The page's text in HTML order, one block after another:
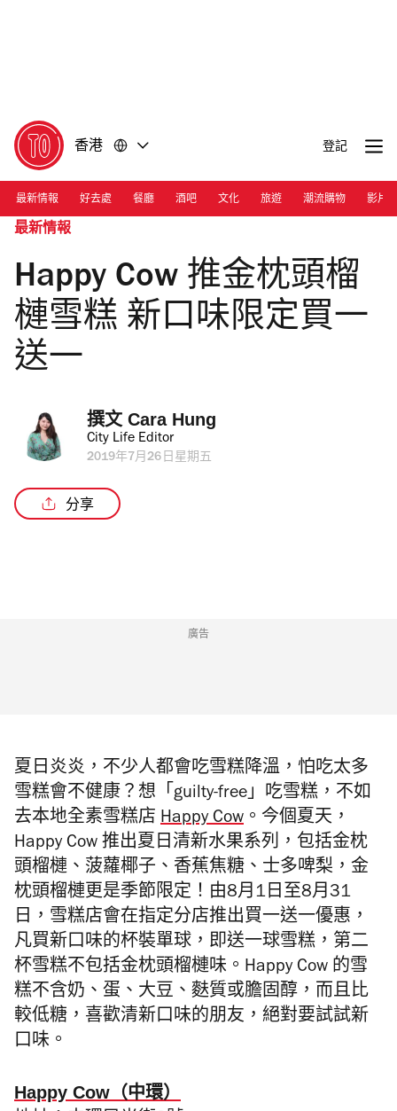
香港 登記
最新情報 好去處 餐廳 酒吧 文化 旅遊 潮流購物 影片
最新情報
Happy Cow 推金枕頭榴
槤雪糕 新口味限定買一
送一
撰文 Cara Hung
City Life Editor
2019年7月26日星期五
分享
廣告
夏日炎炎，不少人都會吃雪糕降溫，怕吃太多
雪糕會不健康？想「guilty-free」吃雪糕，不如
去本地全素雪糕店 Happy Cow 。今個夏天，
Happy Cow 推出夏日清新水果系列，包括金枕
頭榴槤、菠蘿椰子、香蕉焦糖、士多啤梨，金
枕頭榴槤更是季節限定！由8月1日至8月31
日，雪糕店會在指定分店推出買一送一優惠，
凡買新口味的杯裝單球，即送一球雪糕，第二
杯雪糕不包括金枕頭榴槤味。Happy Cow 的雪
糕不含奶、蛋、大豆、麩質或膽固醇，而且比
較低糖，喜歡清新口味的朋友，絕對要試試新
口味。
Happy Cow（中環）